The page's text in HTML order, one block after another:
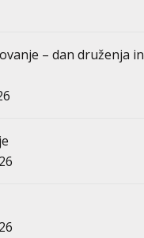
– dan druženja in